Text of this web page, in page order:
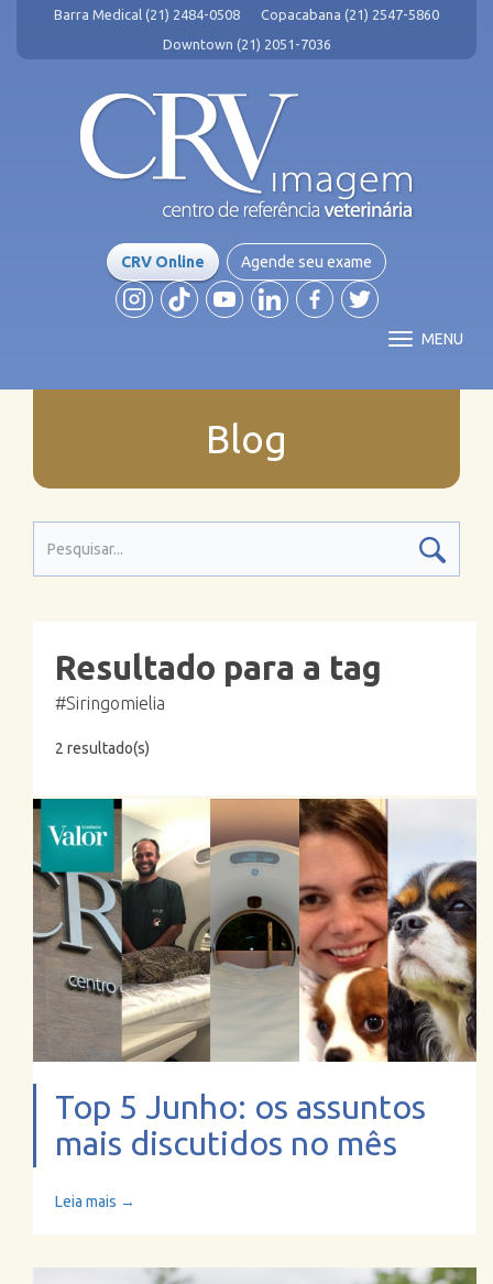
Barra Medical (21) 2484-0508
Copacabana (21) 2547-5860
Downtown (21) 2051-7036
CRV Online Agende seu exame
MENU
Blog
Resultado para a tag
#Siringomielia
2 resultado(s)
Top 5 Junho: os assuntos
mais discutidos no mês
Leia mais →